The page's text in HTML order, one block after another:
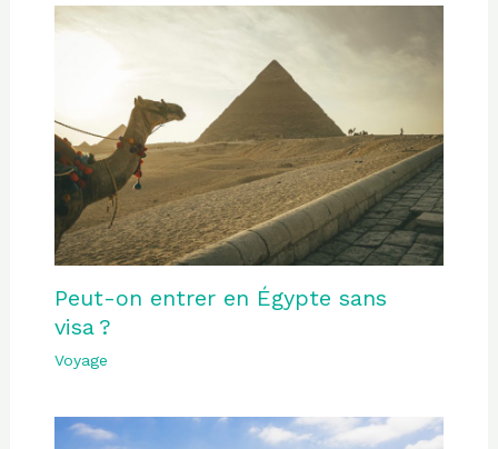
Peut-on entrer en Égypte sans
visa ?
Voyage